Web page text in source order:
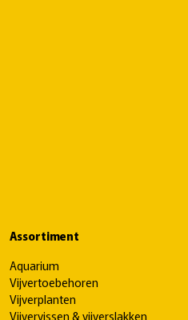
Assortiment
Aquarium
Vijvertoebehoren
Vijverplanten
Vijvervissen & vijverslakken